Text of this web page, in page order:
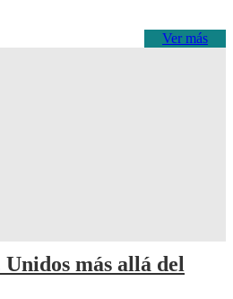
Ver más
más allá del